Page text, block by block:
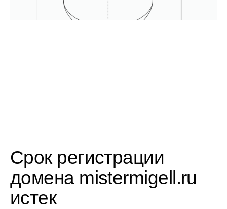
Срок регистрации
домена mistermigell.ru
истек